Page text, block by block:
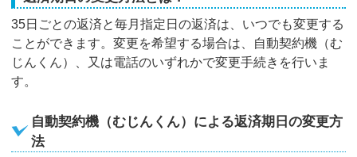
35日ごとの返済と毎月指定日の返済は、いつでも変更する
ことができます。変更を希望する場合は、自動契約機（む
じんくん）、又は電話のいずれかで変更手続きを行いま
す。
自動契約機（むじんくん）による返済期日の変更方
法